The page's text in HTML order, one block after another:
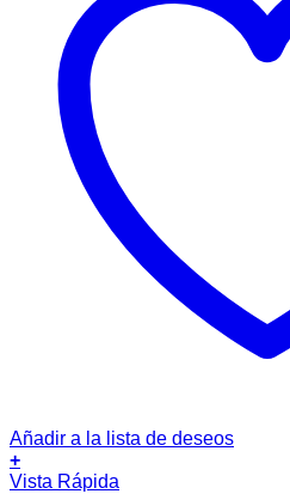
Añadir a la lista de deseos
+
Vista Rápida